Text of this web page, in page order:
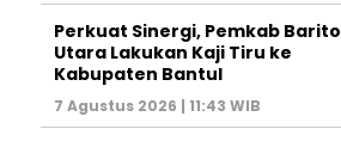
Perkuat Sinergi, Pemkab Barito
Utara Lakukan Kaji Tiru ke
Kabupaten Bantul
7 Agustus 2026 | 11:43 WIB